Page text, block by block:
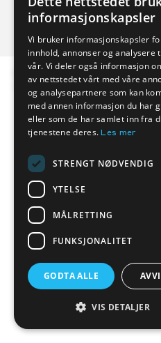
FORHANDLERE
© Kverneland Bil, org.nr. 977 047
informasjonskapsler
Vi bruker informasjonskapsler
innhold, annonser og analysere
vår. Vi deler også informasjon
av nettstedet vårt med våre
og analysepartnere som kan
med annen informasjon du har
eller som de har samlet inn fra
tjenestene deres.Les mer
STRENGT NØDVENDIG
YTELSE
MÅLRETTING
FUNKSJONALITET
GODTA ALLE
VIS DETALJER